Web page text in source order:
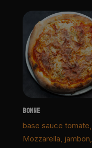
BONNE
base sauce tomate,
Mozzarella, jambon,